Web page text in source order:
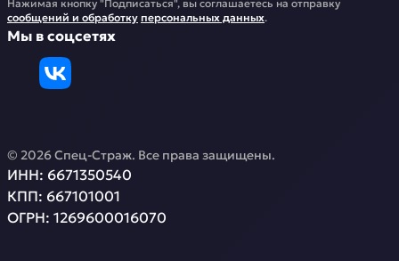
Нажимая кнопку "Подписаться", вы соглашаетесь на отправку
сообщений и обработку персональных данных.
Мы в соцсетях
© 2026Спец-Страж. Все права защищены.
ИНН: 6671350540
КПП: 667101001
ОГРН: 1269600016070